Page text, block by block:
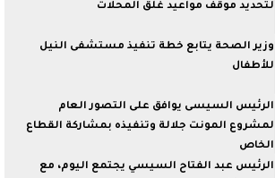
لتحديد موقف مواعيد غلق المحلات
وزير الصحة يتابع خطة تنفيذ مستشفى النيل
للأطفال
الرئيس السيسى يوافق على التصور العام
لمشروع المونت جلالة وتنفيذه بمشاركة القطاع
الخاص
الرئيس عبد الفتاح السيسي يجتمع اليوم، مع